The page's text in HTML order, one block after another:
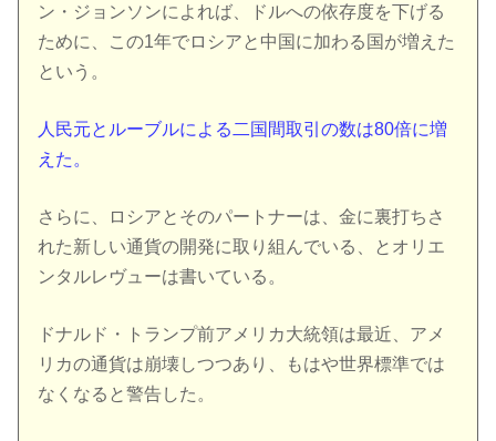
ン・ジョンソンによれば、ドルへの依存度を下げる
ために、この1年でロシアと中国に加わる国が増えた
という。
人民元とルーブルによる二国間取引の数は80倍に増
えた。
さらに、ロシアとそのパートナーは、金に裏打ちさ
れた新しい通貨の開発に取り組んでいる、とオリエ
ンタルレヴューは書いている。
ドナルド・トランプ前アメリカ大統領は最近、アメ
リカの通貨は崩壊しつつあり、もはや世界標準では
なくなると警告した。